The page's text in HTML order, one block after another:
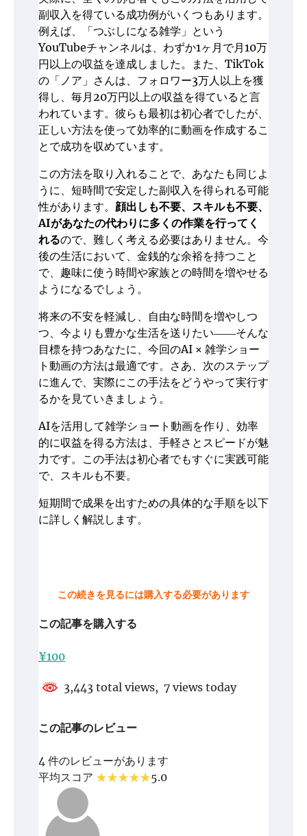
副収入を得ている成功例がいくつもあります。
例えば、「つぶしになる雑学」という
YouTubeチャンネルは、わずか1ヶ月で月10万
円以上の収益を達成しました。また、TikTok
の「ノア」さんは、フォロワー3万人以上を獲
得し、毎月20万円以上の収益を得ていると言
われています。彼らも最初は初心者でしたが、
正しい方法を使って効率的に動画を作成するこ
とで成功を収めています。
この方法を取り入れることで、あなたも同じよ
うに、短時間で安定した副収入を得られる可能
性があります。 顔出しも不要、スキルも不要、
AIがあなたの代わりに多くの作業を行ってく
れるので、難しく考える必要はありません。今
後の生活において、金銭的な余裕を持つこと
で、趣味に使う時間や家族との時間を増やせる
ようになるでしょう。
将来の不安を軽減し、自由な時間を増やしつ
つ、今よりも豊かな生活を送りたい――そんな
目標を持つあなたに、今回のAI × 雑学ショー
ト動画の方法は最適です。さあ、次のステップ
に進んで、実際にこの手法をどうやって実行す
るかを見ていきましょう。
AIを活用して雑学ショート動画を作り、効率
的に収益を得る方法は、手軽さとスピードが魅
力です。この手法は初心者でもすぐに実践可能
で、スキルも不要。
短期間で成果を出すための具体的な手順を以下
に詳しく解説します。
この続きを見るには購入する必要があります
この記事を購入する
¥100
3,443 total views, 7 views today
この記事のレビュー
4 件のレビューがあります
平均スコア
5.0